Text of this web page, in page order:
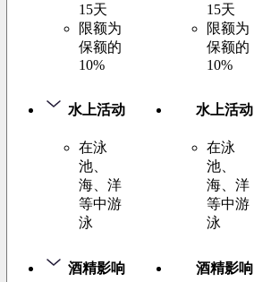
15天
限额为
保额的
10%
水上活动
在泳
池、
海、洋
等中游
泳
酒精影响
15天
限额为
保额的
10%
水上活动
在泳
池、
海、洋
等中游
泳
酒精影响